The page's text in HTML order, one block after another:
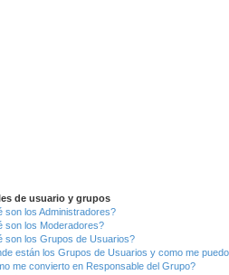
de usuario y grupos
son los Administradores?
son los Moderadores?
son los Grupos de Usuarios?
están los Grupos de Usuarios y como me
me convierto en Responsable del Grupo?